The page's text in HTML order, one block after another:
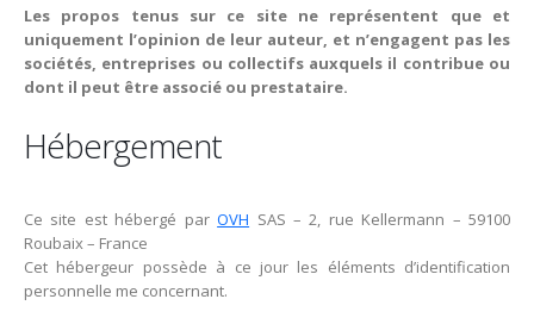
Les propos tenus sur ce site ne représentent que et
uniquement l’opinion de leur auteur, et n’engagent pas les
sociétés, entreprises ou collectifs auxquels il contribue ou
dont il peut être associé ou prestataire.
Hébergement
Ce site est hébergé parOVH SAS – 2, rue Kellermann – 59100
Roubaix – France
Cet hébergeur possède à ce jour les éléments d’identification
personnelle me concernant.